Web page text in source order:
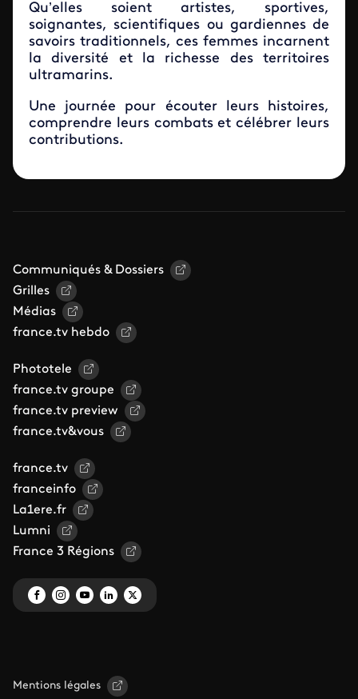
Qu’elles soient artistes, sportives,
soignantes, scientifiques ou gardiennes de
savoirs traditionnels, ces femmes incarnent
la diversité et la richesse des territoires
ultramarins.
Une journée pour écouter leurs histoires,
comprendre leurs combats et célébrer leurs
contributions.
Communiqués & Dossiers
Grilles
Médias
france.tv hebdo
Phototele
france.tv groupe
france.tv preview
france.tv&vous
france.tv
franceinfo
La1ere.fr
Lumni
France 3 Régions
Mentions légales